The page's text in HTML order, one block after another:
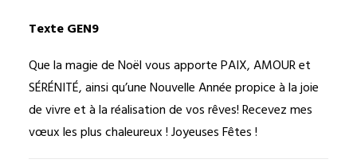
Texte GEN9
Que la magie de Noël vous apporte PAIX, AMOUR et
SÉRÉNITÉ, ainsi qu’une Nouvelle Année propice à la joie
de vivre et à la réalisation de vos rêves! Recevez mes
vœux les plus chaleureux ! Joyeuses Fêtes !